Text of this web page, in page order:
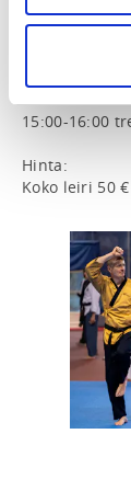
Lauantai
10:00-12:00
12:00-13:30
14:45-15:00
15:00-16:00
Hinta: